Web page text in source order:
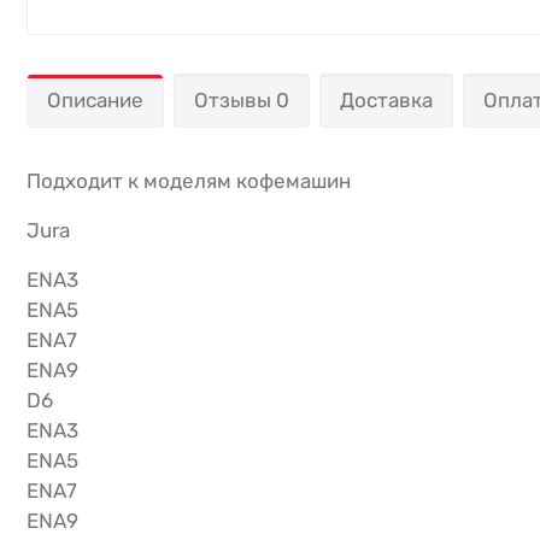
Описание Отзывы 0 Доставка
Подходит к моделям кофемашин
Jura
ENA3
ENA5
ENA7
ENA9
D6
ENA3
ENA5
ENA7
ENA9